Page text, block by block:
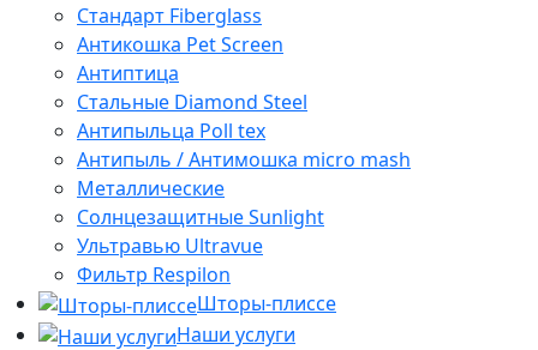
Стандарт Fiberglass
Антикошка Pet Screen
Антиптица
Стальные Diamond Steel
Антипыльца Poll tex
Антипыль / Антимошка micro mash
Металлические
Солнцезащитные Sunlight
Ультравью Ultravue
Фильтр Respilon
Шторы-плиссе
Наши услуги